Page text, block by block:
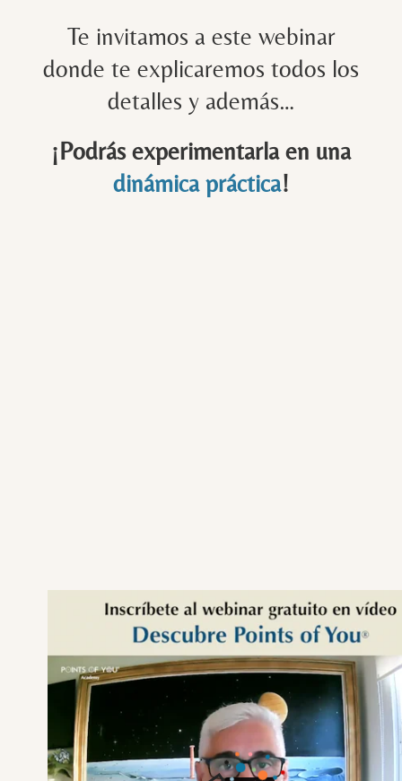
Te invitamos a este webinar
donde te explicaremos todos los
detalles y además…
¡Podrás experimentarla en una
dinámica práctica!